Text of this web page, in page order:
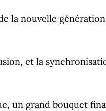
la nouvelle
et la
un grand bouquet